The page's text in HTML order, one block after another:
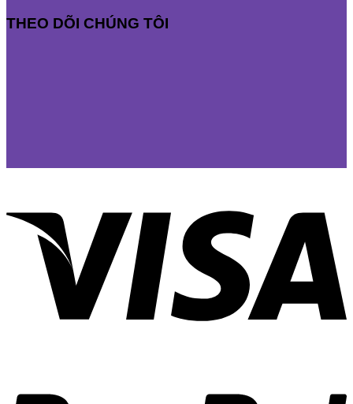
THEO DÕI CHÚNG TÔI